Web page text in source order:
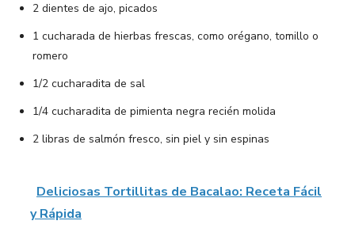
2 dientes de ajo, picados
1 cucharada de hierbas frescas, como orégano, tomillo o
romero
1/2 cucharadita de sal
1/4 cucharadita de pimienta negra recién molida
2 libras de salmón fresco, sin piel y sin espinas
Deliciosas Tortillitas de Bacalao: Receta Fácil
y Rápida